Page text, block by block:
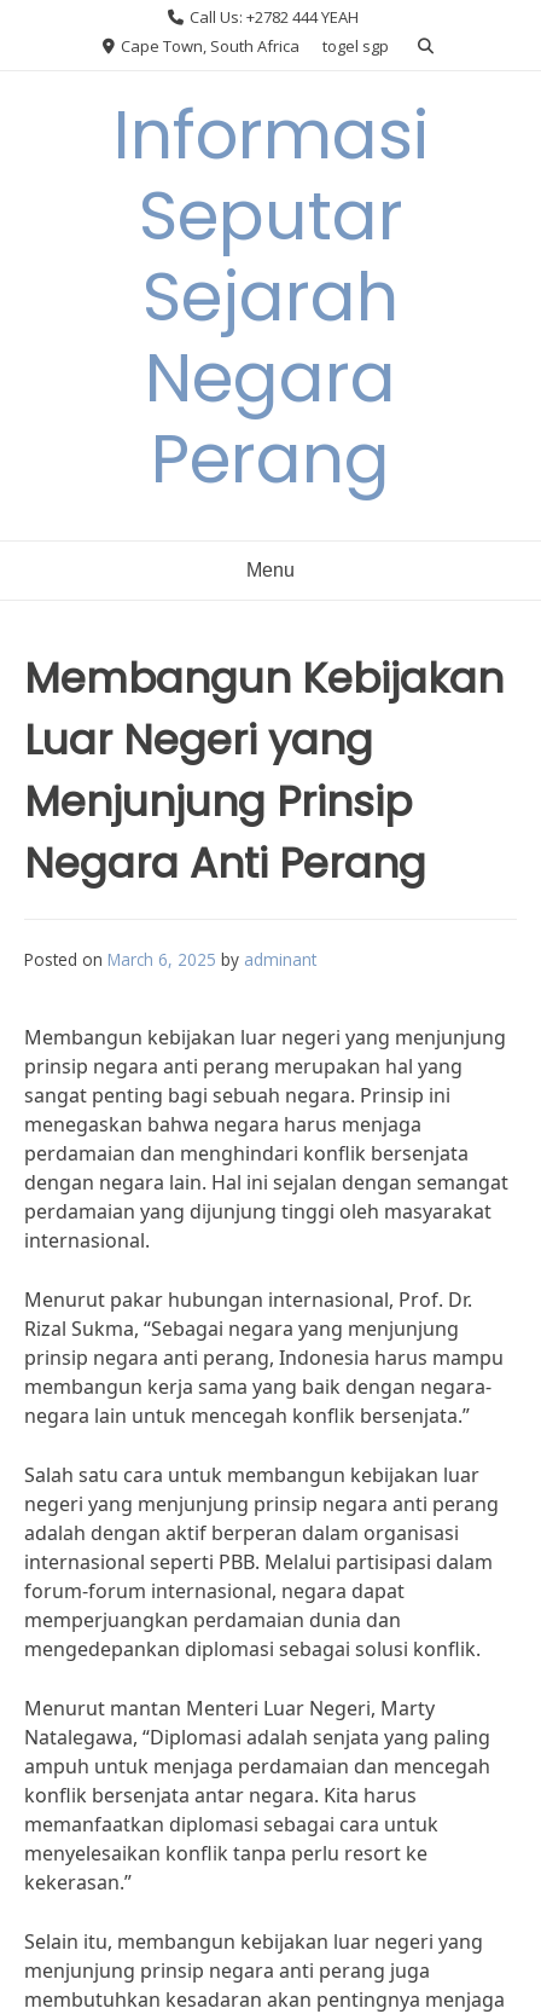
Call Us: +2782 444 YEAH
Cape Town, South Africa
togel sgp
Informasi
Seputar
Sejarah
Negara
Perang
Menu
Membangun Kebijakan
Luar Negeri yang
Menjunjung Prinsip
Negara Anti Perang
Posted on March 6, 2025 by adminant
Membangun kebijakan luar negeri yang menjunjung
prinsip negara anti perang merupakan hal yang
sangat penting bagi sebuah negara. Prinsip ini
menegaskan bahwa negara harus menjaga
perdamaian dan menghindari konflik bersenjata
dengan negara lain. Hal ini sejalan dengan semangat
perdamaian yang dijunjung tinggi oleh masyarakat
internasional.
Menurut pakar hubungan internasional, Prof. Dr.
Rizal Sukma, “Sebagai negara yang menjunjung
prinsip negara anti perang, Indonesia harus mampu
membangun kerja sama yang baik dengan negara-
negara lain untuk mencegah konflik bersenjata.”
Salah satu cara untuk membangun kebijakan luar
negeri yang menjunjung prinsip negara anti perang
adalah dengan aktif berperan dalam organisasi
internasional seperti PBB. Melalui partisipasi dalam
forum-forum internasional, negara dapat
memperjuangkan perdamaian dunia dan
mengedepankan diplomasi sebagai solusi konflik.
Menurut mantan Menteri Luar Negeri, Marty
Natalegawa, “Diplomasi adalah senjata yang paling
ampuh untuk menjaga perdamaian dan mencegah
konflik bersenjata antar negara. Kita harus
memanfaatkan diplomasi sebagai cara untuk
menyelesaikan konflik tanpa perlu resort ke
kekerasan.”
Selain itu, membangun kebijakan luar negeri yang
menjunjung prinsip negara anti perang juga
membutuhkan kesadaran akan pentingnya menjaga